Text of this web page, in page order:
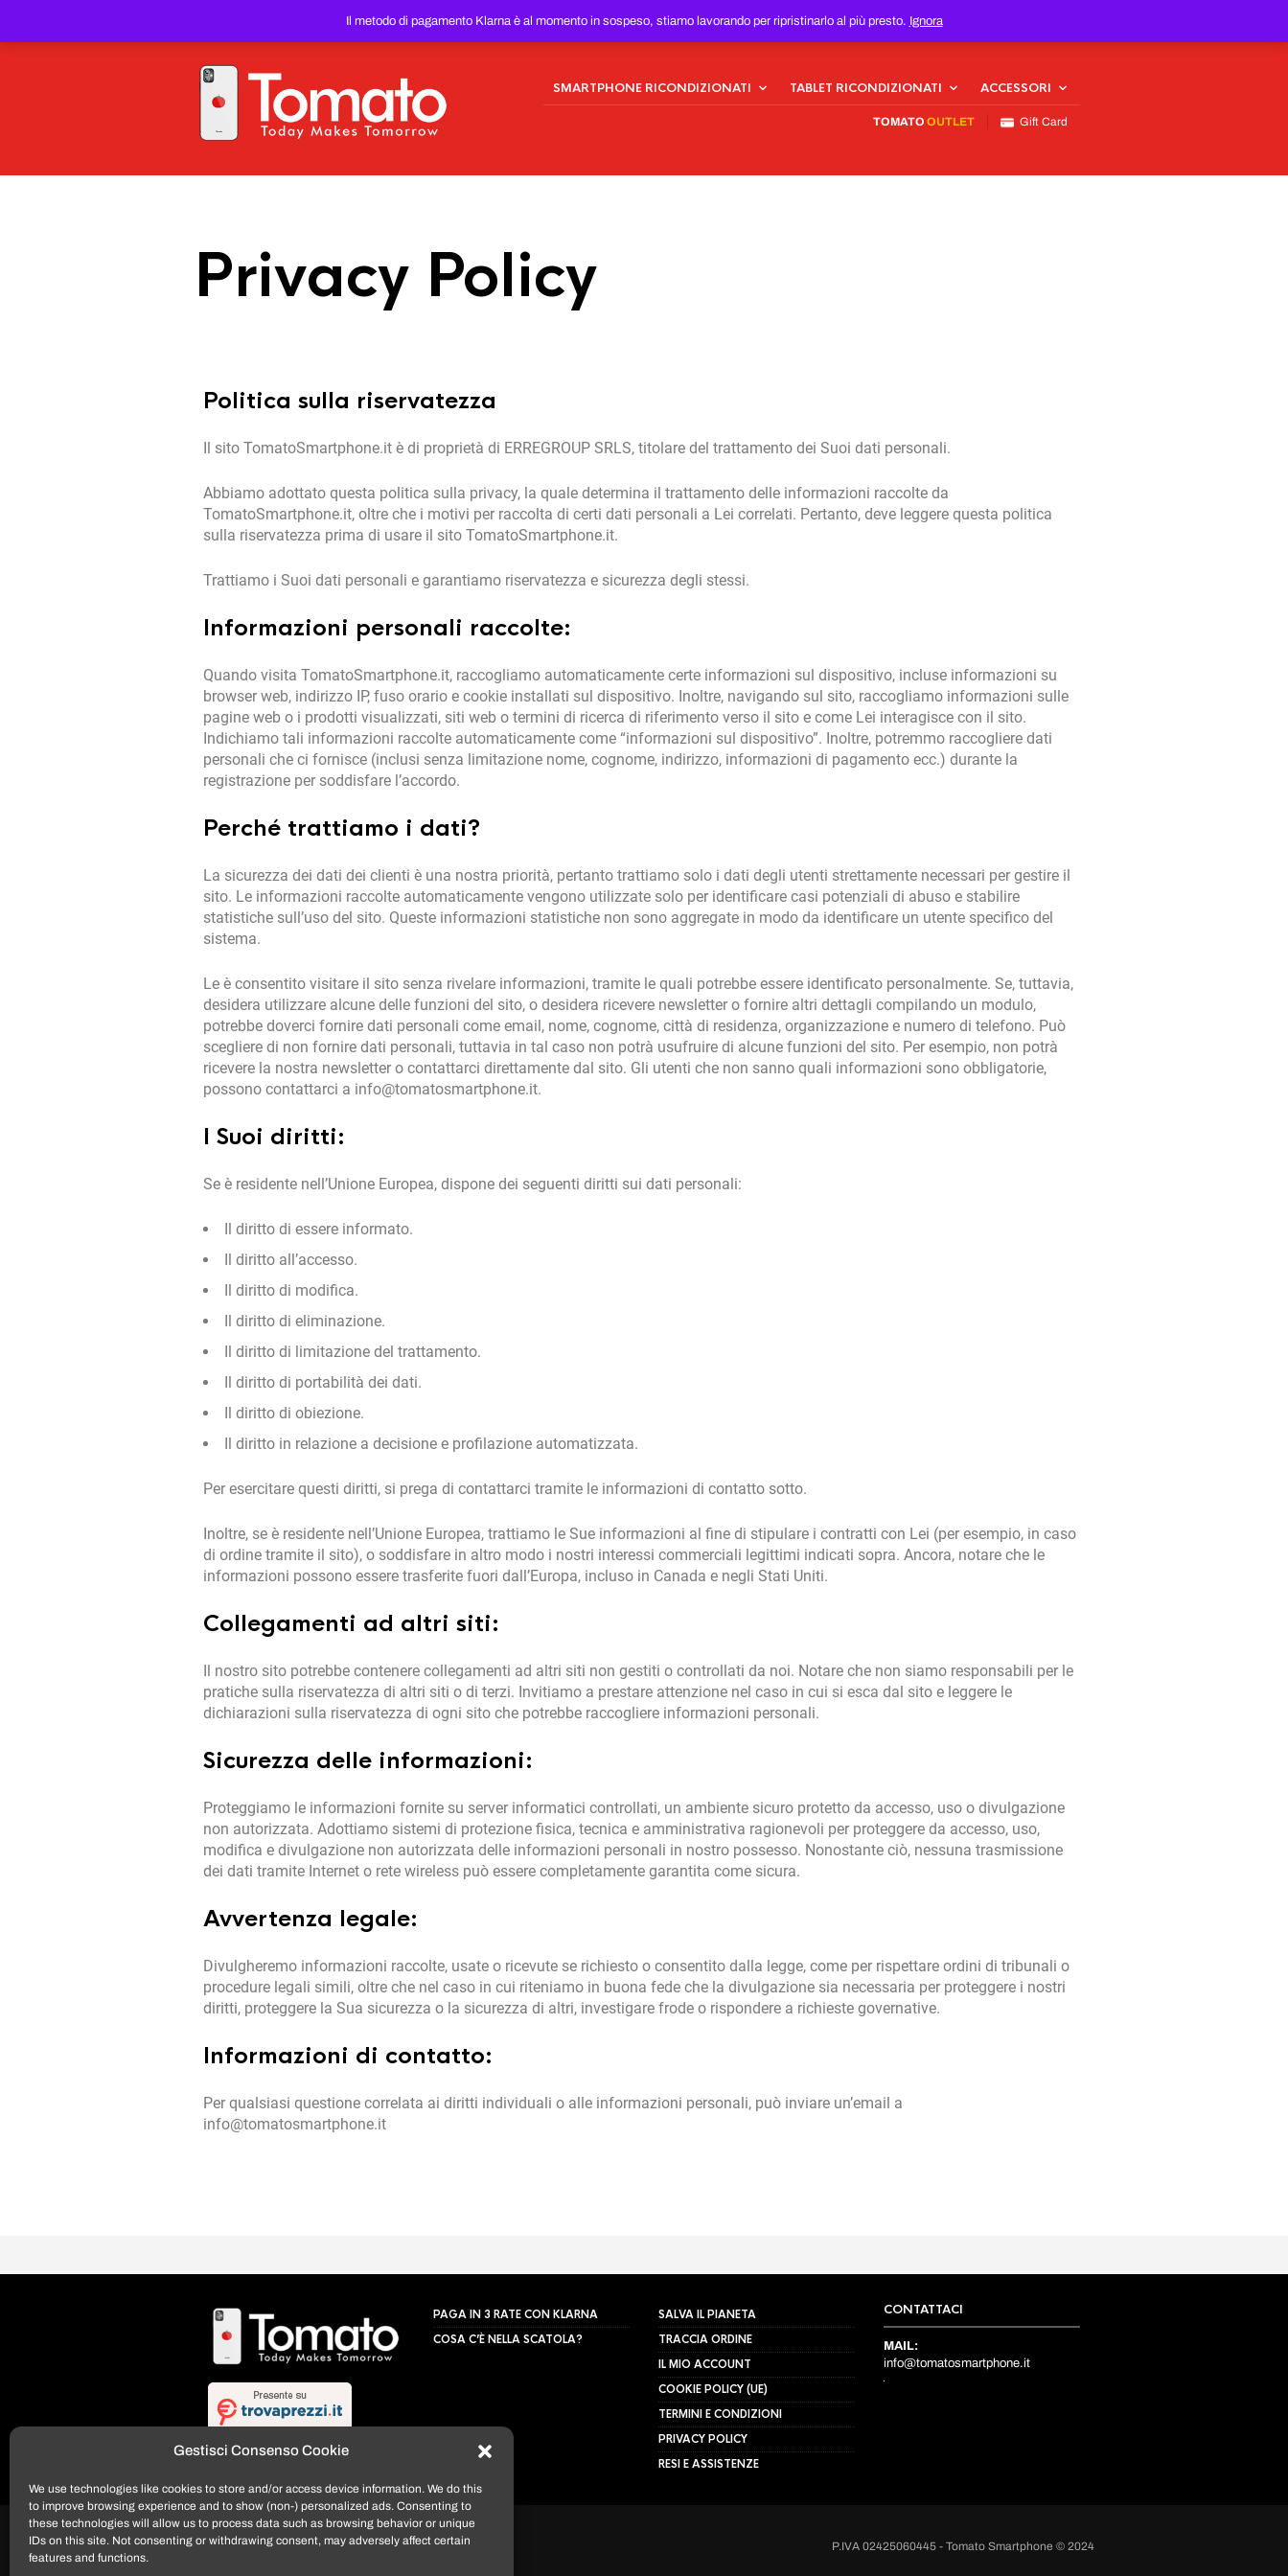
Gestisci Consenso Cookie
We use technologies like cookies to store and/or access device information. We do this
to improve browsing experience and to show (non-) personalized ads. Consenting to
these technologies will allow us to process data such as browsing behavior or unique
IDs on this site. Not consenting or withdrawing consent, may adversely affect certain
features and functions.
Il metodo di pagamento Klarna è al momento in sospeso, stiamo lavorando per ripristinarlo al più presto. Ignora
PREZZO DEL WEB!
SMARTPHONE RICONDIZIONATI TABLET RICONDIZIONATI ACCESSORI
TOMATO OUTLET Gift Card
Privacy Policy
Politica sulla riservatezza
Il sito TomatoSmartphone.it è di proprietà di ERREGROUP SRLS, titolare del trattamento dei Suoi dati personali.
Abbiamo adottato questa politica sulla privacy, la quale determina il trattamento delle informazioni raccolte da
TomatoSmartphone.it, oltre che i motivi per raccolta di certi dati personali a Lei correlati. Pertanto, deve leggere questa politica
sulla riservatezza prima di usare il sito TomatoSmartphone.it.
Trattiamo i Suoi dati personali e garantiamo riservatezza e sicurezza degli stessi.
Informazioni personali raccolte:
Quando visita TomatoSmartphone.it, raccogliamo automaticamente certe informazioni sul dispositivo, incluse informazioni su
browser web, indirizzo IP, fuso orario e cookie installati sul dispositivo. Inoltre, navigando sul sito, raccogliamo informazioni sulle
pagine web o i prodotti visualizzati, siti web o termini di ricerca di riferimento verso il sito e come Lei interagisce con il sito.
Indichiamo tali informazioni raccolte automaticamente come “informazioni sul dispositivo”. Inoltre, potremmo raccogliere dati
personali che ci fornisce (inclusi senza limitazione nome, cognome, indirizzo, informazioni di pagamento ecc.) durante la
registrazione per soddisfare l’accordo.
Perché trattiamo i dati?
La sicurezza dei dati dei clienti è una nostra priorità, pertanto trattiamo solo i dati degli utenti strettamente necessari per gestire il
sito. Le informazioni raccolte automaticamente vengono utilizzate solo per identificare casi potenziali di abuso e stabilire
statistiche sull’uso del sito. Queste informazioni statistiche non sono aggregate in modo da identificare un utente specifico del
sistema.
Le è consentito visitare il sito senza rivelare informazioni, tramite le quali potrebbe essere identificato personalmente. Se, tuttavia,
desidera utilizzare alcune delle funzioni del sito, o desidera ricevere newsletter o fornire altri dettagli compilando un modulo,
potrebbe doverci fornire dati personali come email, nome, cognome, città di residenza, organizzazione e numero di telefono. Può
scegliere di non fornire dati personali, tuttavia in tal caso non potrà usufruire di alcune funzioni del sito. Per esempio, non potrà
ricevere la nostra newsletter o contattarci direttamente dal sito. Gli utenti che non sanno quali informazioni sono obbligatorie,
possono contattarci a info@tomatosmartphone.it.
I Suoi diritti:
Se è residente nell’Unione Europea, dispone dei seguenti diritti sui dati personali:
Il diritto di essere informato.
Il diritto all’accesso.
Il diritto di modifica.
Il diritto di eliminazione.
Il diritto di limitazione del trattamento.
Il diritto di portabilità dei dati.
Il diritto di obiezione.
Il diritto in relazione a decisione e profilazione automatizzata.
Per esercitare questi diritti, si prega di contattarci tramite le informazioni di contatto sotto.
Inoltre, se è residente nell’Unione Europea, trattiamo le Sue informazioni al fine di stipulare i contratti con Lei (per esempio, in caso
di ordine tramite il sito), o soddisfare in altro modo i nostri interessi commerciali legittimi indicati sopra. Ancora, notare che le
informazioni possono essere trasferite fuori dall’Europa, incluso in Canada e negli Stati Uniti.
Collegamenti ad altri siti:
Il nostro sito potrebbe contenere collegamenti ad altri siti non gestiti o controllati da noi. Notare che non siamo responsabili per le
pratiche sulla riservatezza di altri siti o di terzi. Invitiamo a prestare attenzione nel caso in cui si esca dal sito e leggere le
dichiarazioni sulla riservatezza di ogni sito che potrebbe raccogliere informazioni personali.
Sicurezza delle informazioni:
Proteggiamo le informazioni fornite su server informatici controllati, un ambiente sicuro protetto da accesso, uso o divulgazione
non autorizzata. Adottiamo sistemi di protezione fisica, tecnica e amministrativa ragionevoli per proteggere da accesso, uso,
modifica e divulgazione non autorizzata delle informazioni personali in nostro possesso. Nonostante ciò, nessuna trasmissione
dei dati tramite Internet o rete wireless può essere completamente garantita come sicura.
Avvertenza legale:
Divulgheremo informazioni raccolte, usate o ricevute se richiesto o consentito dalla legge, come per rispettare ordini di tribunali o
procedure legali simili, oltre che nel caso in cui riteniamo in buona fede che la divulgazione sia necessaria per proteggere i nostri
diritti, proteggere la Sua sicurezza o la sicurezza di altri, investigare frode o rispondere a richieste governative.
Informazioni di contatto:
Per qualsiasi questione correlata ai diritti individuali o alle informazioni personali, può inviare un’email a
info@tomatosmartphone.it
PAGA IN 3 RATE CON KLARNA
COSA C’È NELLA SCATOLA?
SALVA IL PIANETA
TRACCIA ORDINE
IL MIO ACCOUNT
COOKIE POLICY (UE)
TERMINI E CONDIZIONI
PRIVACY POLICY
RESI E ASSISTENZE
CONTATTACI
MAIL:
info@tomatosmartphone.it
P.IVA 02425060445 - Tomato Smartphone © 2024